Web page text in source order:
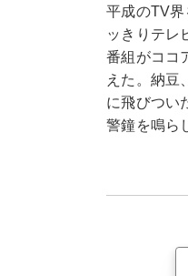
平成のTV
ッきりテレ
番組がココ
えた。納豆
に飛びつい
警鐘を鳴ら